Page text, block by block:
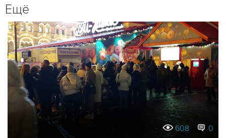
Ещё
608 0